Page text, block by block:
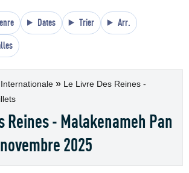
Dates Trier Arr.
» Le Livre Des Reines -
Reines - Malakenameh Pan
2025